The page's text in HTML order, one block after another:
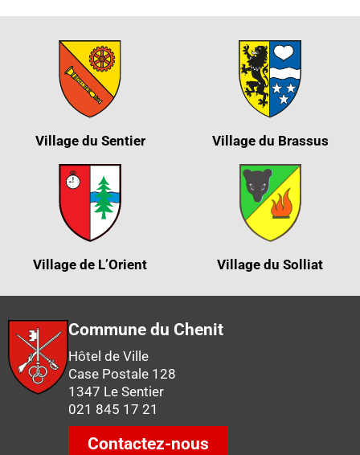
Village du Sentier Village du Brassus
Village de L’Orient Village du Solliat
Commune du Chenit
Hôtel de Ville
Case Postale 128
1347 Le Sentier
021 845 17 21
Contactez-nous